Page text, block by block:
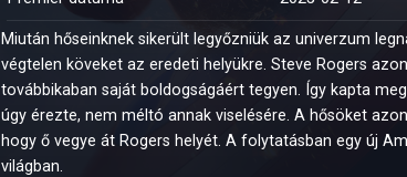
Miután hőseinknek sikerült legyőzniük az univerzum
végtelen köveket az eredeti helyükre. Steve Rogers
továbbikaban saját boldogságáért tegyen. Így kapta
úgy érezte, nem méltó annak viselésére. A hősöket
hogy ő vegye át Rogers helyét. A folytatásban egy új
világban.